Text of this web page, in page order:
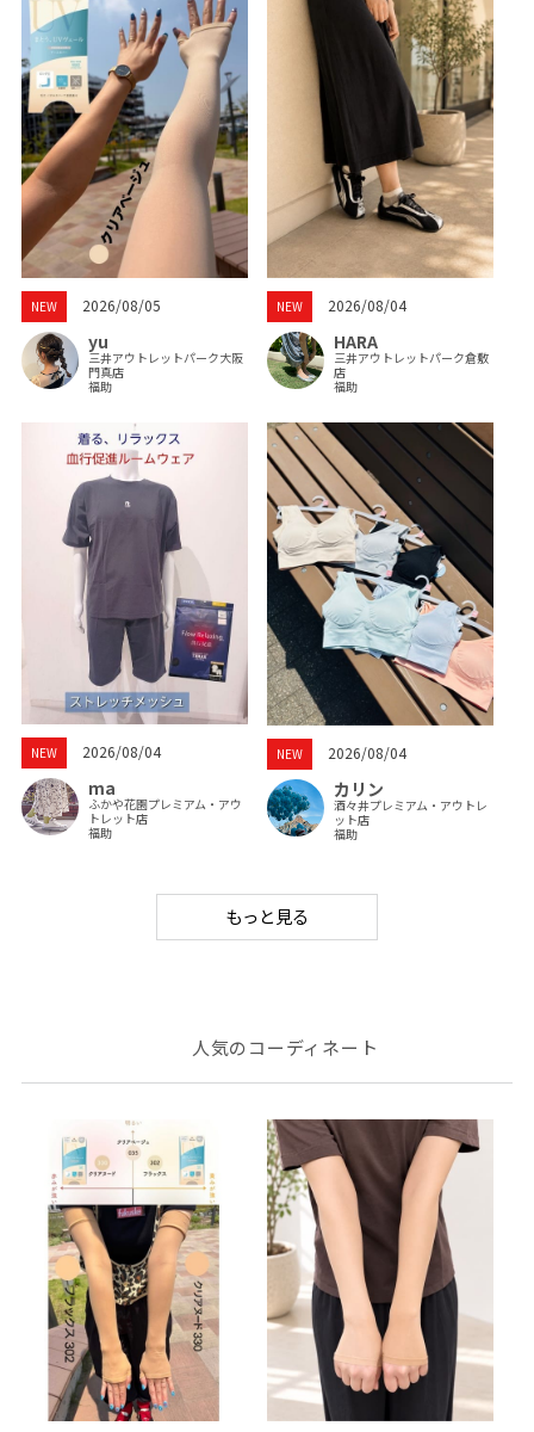
NEW 2026/08/05
yu
三井アウトレットパーク大阪
門真店
福助
NEW 2026/08/04
HARA
三井アウトレットパーク倉敷
店
福助
NEW 2026/08/04
ma
ふかや花園プレミアム・アウ
トレット店
福助
NEW 2026/08/04
カリン
酒々井プレミアム・アウトレ
ット店
福助
もっと見る
人気のコーディネート